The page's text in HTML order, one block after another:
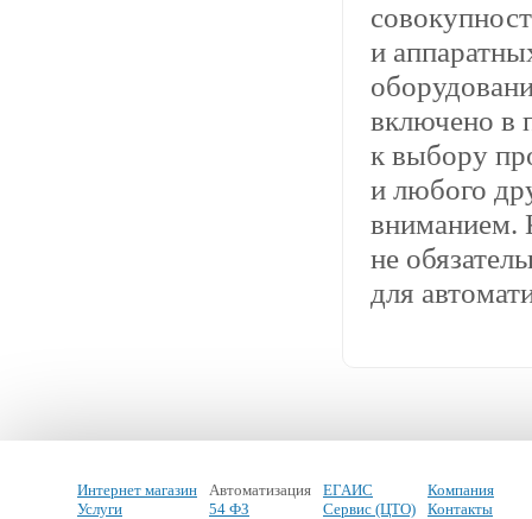
и
включено в
к выбору
и любого
вниманием.
не
для
Интернет магазин
Услуги
Автоматизация
54 ФЗ
ЕГАИС
Сервис (ЦТО)
Компания
Контакты